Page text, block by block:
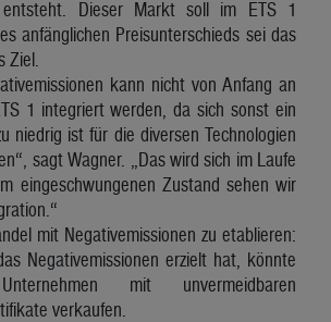
entsteht. Dieser Markt soll im ETS 1
anfänglichen Preisunterschieds sei das
Ziel.
kann nicht von Anfang an
1 integriert werden, da sich sonst ein
niedrig ist für die diversen Technologien
sagt Wagner. „Das wird sich im Laufe
eingeschwungenen Zustand sehen wir
mit Negativemissionen zu etablieren:
Negativemissionen erzielt hat, könnte
mit unvermeidbaren
verkaufen.